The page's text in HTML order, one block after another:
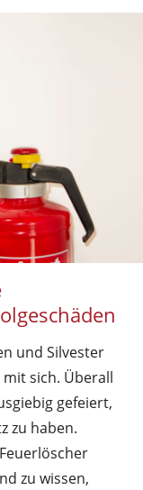
und Silvester
sich. Überall
gefeiert,
zu haben.
zu wissen,